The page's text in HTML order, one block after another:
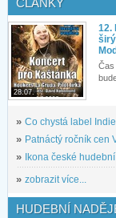
28.07.
12.
Čas
» Co chystá label
» Patnáctý ročník cen
» Ikona české hudební
» zobrazit více...
HUDEBNÍ